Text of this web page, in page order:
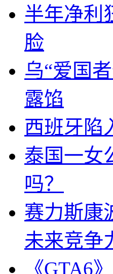
半年净利
脸
乌“爱国
露馅
西班牙陷
泰国一女
吗？
赛力斯康
未来竞争
《GTA6